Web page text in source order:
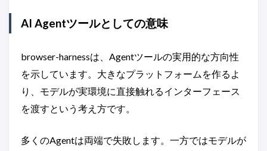
AI Agentツールとしての意味
browser-harnessは、Agentツールの実用的な方向性
を示しています。大きなプラットフォームを作るよ
り、モデルが実環境に直接触れるインターフェース
を渡すという考え方です。
多くのAgentは両端で失敗します。一方ではモデルが